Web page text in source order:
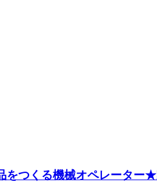
つくる機械オペレーター